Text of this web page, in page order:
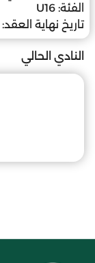
الفئة: U16
تاريخ نهاية العقد:
النادي الحالي